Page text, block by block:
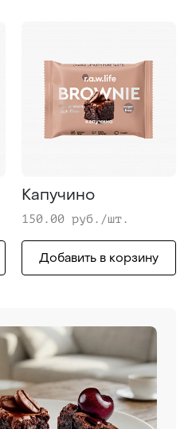
Капучино
150.00 руб./шт.
Добавить в корзину